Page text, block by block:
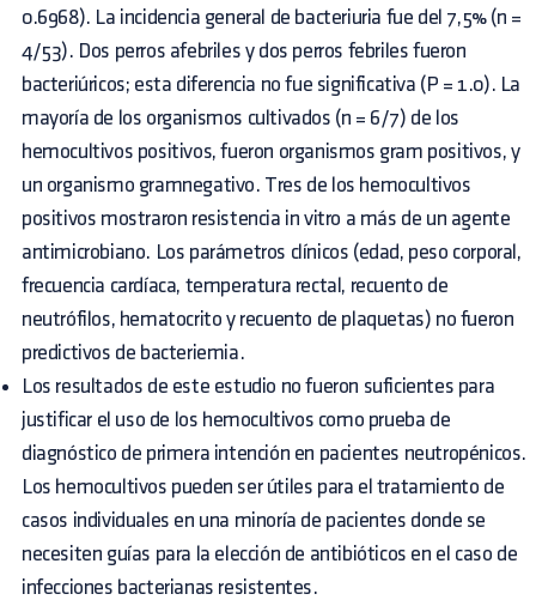
0.6968). La incidencia general de bacteriuria fue del 7,5% (n =
4/53). Dos perros afebriles y dos perros febriles fueron
bacteriúricos; esta diferencia no fue significativa (P = 1.0). La
mayoría de los organismos cultivados (n = 6/7) de los
hemocultivos positivos, fueron organismos gram positivos, y
un organismo gramnegativo. Tres de los hemocultivos
positivos mostraron resistencia in vitro a más de un agente
antimicrobiano. Los parámetros clínicos (edad, peso corporal,
frecuencia cardíaca, temperatura rectal, recuento de
neutrófilos, hematocrito y recuento de plaquetas) no fueron
predictivos de bacteriemia.
Los resultados de este estudio no fueron suficientes para
justificar el uso de los hemocultivos como prueba de
diagnóstico de primera intención en pacientes neutropénicos.
Los hemocultivos pueden ser útiles para el tratamiento de
casos individuales en una minoría de pacientes donde se
necesiten guías para la elección de antibióticos en el caso de
infecciones bacterianas resistentes.